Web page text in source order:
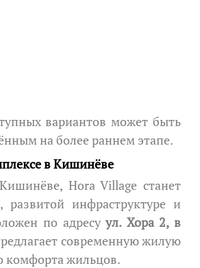
на более раннем этапе.
в Кишинёве
инфраструктуре и
по адресу ул. Хора 2, в
современную жилую
комфорта жильцов.